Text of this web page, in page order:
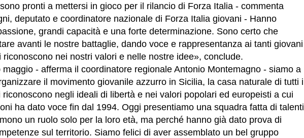
pronti a mettersi in gioco per il rilancio di Forza Italia - commenta
deputato e coordinatore nazionale di Forza Italia giovani - Hanno
grandi capacità e una forte determinazione. Sono certo che
avanti le nostre battaglie, dando voce e rappresentanza ai tanti giovani
riconoscono nei nostri valori e nelle nostre idee», conclude.
- afferma il coordinatore regionale Antonio Montemagno - siamo a
il movimento giovanile azzurro in Sicilia, la casa naturale di tutti i
negli ideali di libertà e nei valori popolari ed europeisti a cui
ha dato voce fin dal 1994. Oggi presentiamo una squadra fatta di talenti
un ruolo solo per la loro età, ma perché hanno già dato prova di
sul territorio. Siamo felici di aver assemblato un bel gruppo